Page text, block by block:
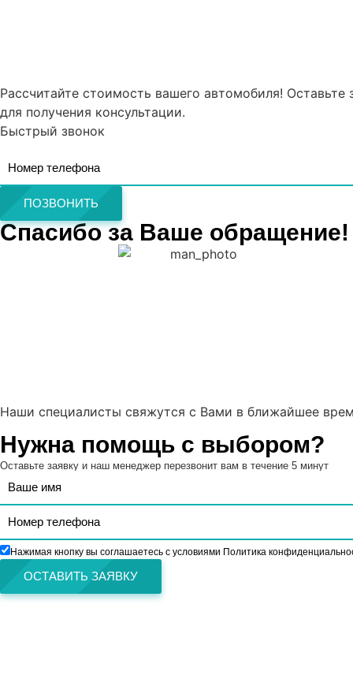
Рассчитайте стоимость вашего автомобиля! Оставьте
для получения консультации.
Быстрый звонок
ПОЗВОНИТЬ
Спасибо за Ваше обращение!
Наши специалисты свяжутся с Вами в ближайшее
Нужна помощь с выбором?
Оставьте заявку и наш менеджер перезвонит вам в течение 5 минут
Нажимая кнопку вы соглашаетесь с условиями Политика
ОСТАВИТЬ ЗАЯВКУ